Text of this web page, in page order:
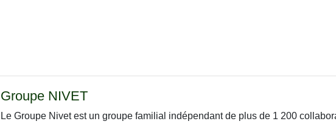
Groupe NIVET
Le Groupe Nivet est un groupe familial indépendant de plus de 1 200